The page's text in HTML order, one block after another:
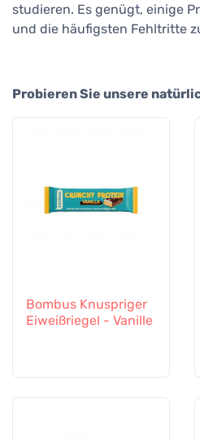
studieren. Es genügt, einige
und die häufigsten Fehltritte
Probieren Sie unsere
Bombus Knuspriger
Eiweißriegel - Vanille